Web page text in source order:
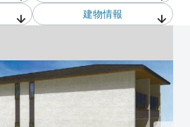
建物情報